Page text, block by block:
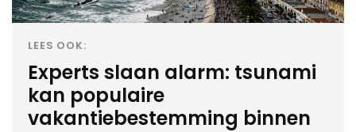
LEES OOK:
Experts slaan alarm: tsunami
kan populaire
vakantiebestemming binnen